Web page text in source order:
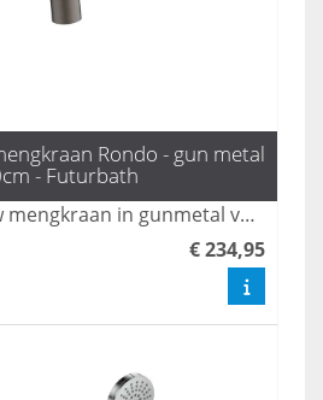
Rondo - gun metal
- Futurbath
De Rondo inbouw mengkraan in gunmetal voegt een industriële chic toe aan uw badkamer, dankzij zijn moderne design en praktische uitloop van 20 cm. Deze kraan is de perfecte mix van stijl en functionaliteit, waardoor uw badkamer een eigentijdse uitstraling krijgt. Maak uw badkamer compleet met deze stijlvolle en duurzame toevoeging.
€ 234,95